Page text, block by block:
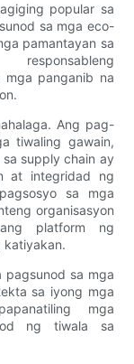
popular sa
sa mga eco-
pamantayan sa
mga panganib na
Ang pag-
tiwaling gawain,
supply chain ay
at integridad ng
sa mga
organisasyon
platform ng
katiyakan.
pagsunod sa mga
sa iyong mga
mga
ng tiwala sa